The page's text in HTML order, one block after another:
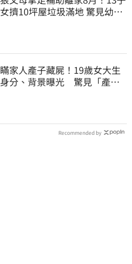
女擠10坪屋垃圾滿地 驚見幼童
瞞家人產子藏屍！19歲女大生
身分、背景曝光 驚見「產檢
Recommended by